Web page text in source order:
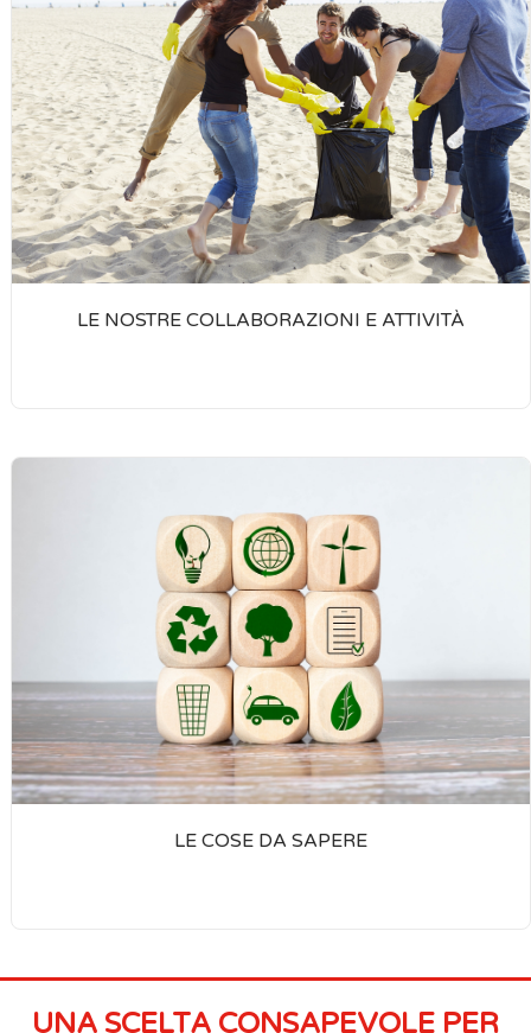
LE NOSTRE COLLABORAZIONI E ATTIVITÀ
LE COSE DA SAPERE
UNA SCELTA CONSAPEVOLE PER